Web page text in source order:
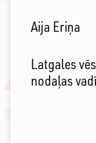
Aija Eriņa
Latgales
nodaļas